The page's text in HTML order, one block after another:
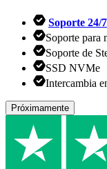
Soporte 24/
Soporte para
Soporte de
SSD NVMe
Intercambia
Próximamente